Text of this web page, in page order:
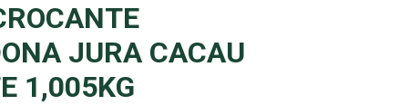
JURA CACAU
1,005KG